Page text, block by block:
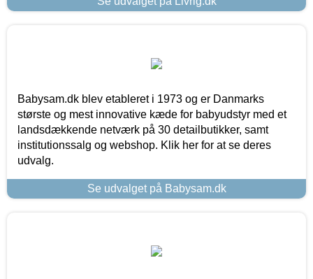
Babysam.dk blev etableret i 1973 og er Danmarks
største og mest innovative kæde for babyudstyr med et
landsdækkende netværk på 30 detailbutikker, samt
institutionssalg og webshop. Klik her for at se deres
udvalg.
Se udvalget på Babysam.dk